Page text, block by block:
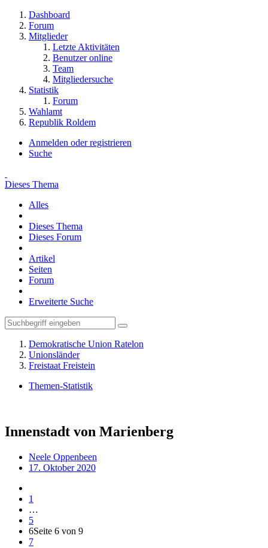
Dashboard
Forum
Mitglieder
Letzte Aktivitäten
Benutzer online
Team
Mitgliedersuche
Statistik
Forum
Wahlamt
Republik Roldem
Anmelden oder registrieren
Suche
Dieses Thema
Alles
Dieses Thema
Dieses Forum
Artikel
Seiten
Forum
Erweiterte Suche
Demokratische Union Ratelon
Unionsländer
Freistaat Freistein
Themen-Statistik
Innenstadt von Marienberg
Neele Oppenbeen
17. Oktober 2020
1
…
5
6Seite 6 von 9
7